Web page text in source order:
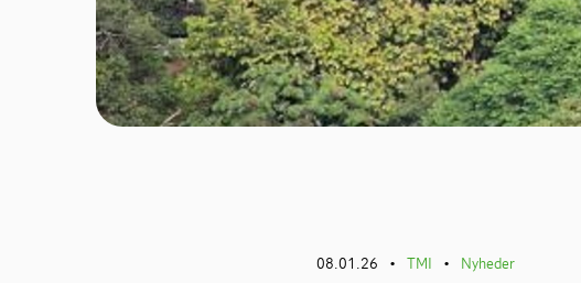
08.01.26 • TMI • Nyheder